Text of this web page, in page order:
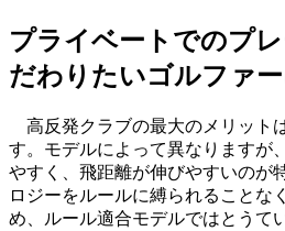
プライベートでのプ
だわりたいゴルファ
高反発クラブの最大のメリット
す。モデルによって異なりますが
やすく、飛距離が伸びやすいのが
ロジーをルールに縛られることな
め、ルール適合モデルではとうて